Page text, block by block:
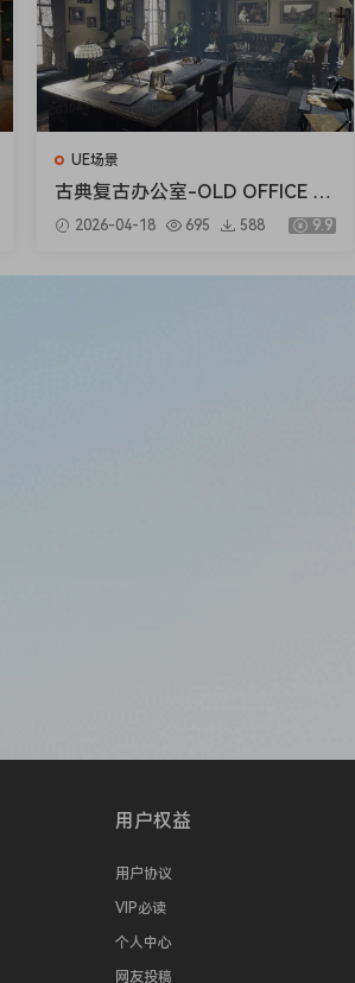
UE场景
古典复古办公室-OLD OFFICE (M
ODULAR)
2026-04-18 695 588 9.9
用户权益
用户协议
VIP必读
个人中心
网友投稿